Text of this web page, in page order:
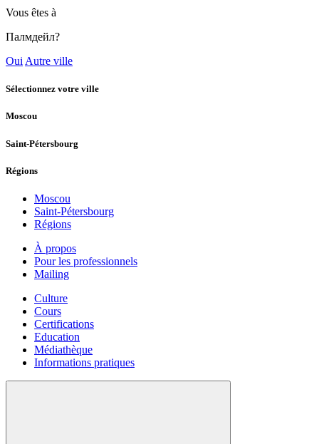
Vous êtes à
Палмдейл?
Oui Autre ville
Sélectionnez votre ville
Moscou
Saint-Pétersbourg
Régions
Moscou
Saint-Pétersbourg
Régions
À propos
Pour les professionnels
Mailing
Culture
Cours
Certifications
Education
Médiathèque
Informations pratiques